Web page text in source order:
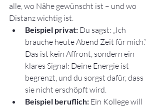
alle, wo Nähe gewünscht ist – und wo
Distanz wichtig ist.
Beispiel privat: Du sagst: „Ich
brauche heute Abend Zeit für mich.“
Das ist kein Affront, sondern ein
klares Signal: Deine Energie ist
begrenzt, und du sorgst dafür, dass
sie nicht erschöpft wird.
Beispiel beruflich: Ein Kollege will